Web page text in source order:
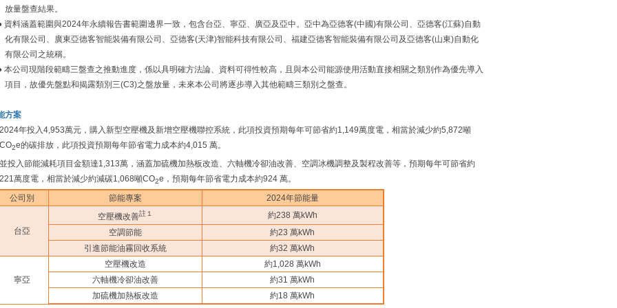
放量盤查結果。
資料涵蓋範圍與2024年永續報告書範圍邊界一致，包含台亞、寧亞、廣亞及亞中。亞中為亞德客(中國)有限公司、亞德客(江蘇)自動
化有限公司、廣東亞德客智能裝備有限公司、亞德客(天津)智能科技有限公司、福建亞德客智能裝備有限公司及亞德客(山東)自動化
有限公司之統稱。
本公司現階段範疇三盤查之推動進度，係以具明確方法論、資料可得性較高，且與本公司能源使用活動直接相關之類別作為優先導入
項目，故優先盤點和揭露類別三(C3)之盤放量，未來本公司將逐步導入其他範疇三類別之盤查。
方案
2024年投入4,953萬元，購入新型空壓機及新增空壓機聯控系統，此項投資預期每年可節省約1,149萬度電，相當於減少約5,872噸
CO2e的碳排放，此項投資預期每年節省電力成本約4,015 萬。
並投入節能減耗項目金額達1,313萬，涵蓋加硫機加熱板改造、六軸機冷卻油改善、空調冰機調整及製程改善等，預期每年可節省約
221萬度電，相當於減少約減碳1,068噸CO2e，預期每年節省電力成本約924 萬。
公司別 節能專案 2024年節能量
台亞
空壓機改善註１
約238 萬kWh
空調節能
約23 萬kWh
引進節能油霧回收系統
約32 萬kWh
寧亞
空壓機改造
約1,028 萬kWh
六軸機冷卻油改善
約31 萬kWh
加硫機加熱板改造
約18 萬kWh